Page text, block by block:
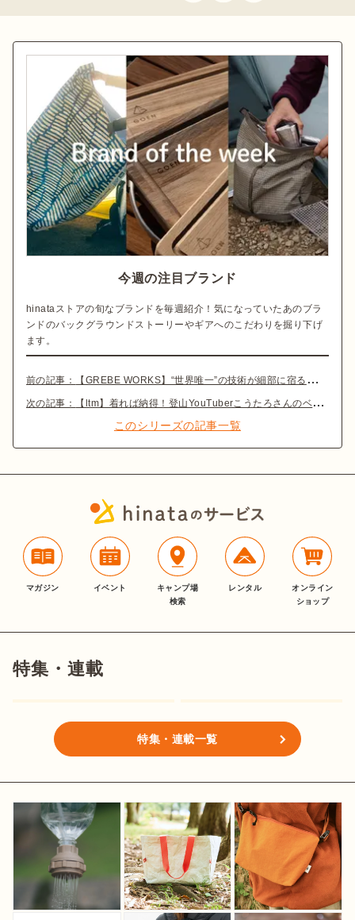
今週の注目ブランド
hinataストアの旬なブランドを毎週紹介！気になっていたあのブラ
ンドのバックグラウンドストーリーやギアへのこだわりを掘り下げ
ます。
前の記事： 【GREBE WORKS】“世界唯一”の技術が細部に宿る高機能ギア
次の記事： 【ltm】着れば納得！登山YouTuberこうたろさんのベースレイヤー愛が凝縮
このシリーズの記事一覧
マガジン イベント
キャンプ場
検索
レンタル
オンライン
ショップ
特集・連載
特集・連載一覧